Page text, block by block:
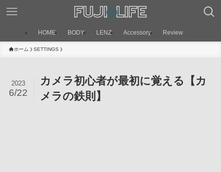
HOME BODY LENZ Accessory Review
ホーム SETTINGS
カメラ初心者が最初に覚える【カ
メラの鉄則】
2023
6/22